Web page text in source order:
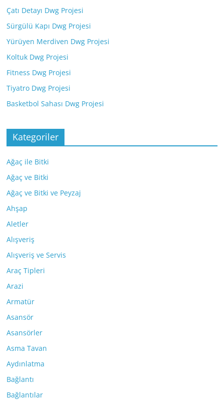
Çatı Detayı Dwg Projesi
Sürgülü Kapı Dwg Projesi
Yürüyen Merdiven Dwg Projesi
Koltuk Dwg Projesi
Fitness Dwg Projesi
Tiyatro Dwg Projesi
Basketbol Sahası Dwg Projesi
Kategoriler
Ağaç ile Bitki
Ağaç ve Bitki
Ağaç ve Bitki ve Peyzaj
Ahşap
Aletler
Alışveriş
Alışveriş ve Servis
Araç Tipleri
Arazi
Armatür
Asansör
Asansörler
Asma Tavan
Aydınlatma
Bağlantı
Bağlantılar